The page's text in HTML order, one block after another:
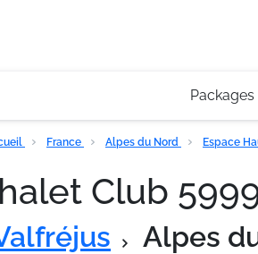
Packages
France Alpes du Nord Espace
Club
Alpes